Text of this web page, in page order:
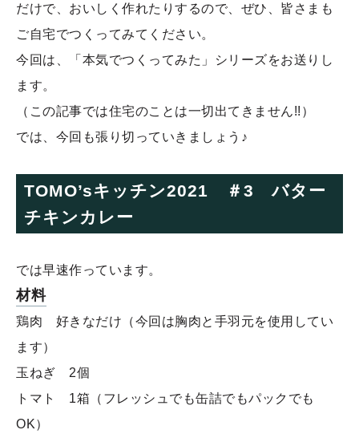
だけで、おいしく作れたりするので、ぜひ、皆さまも
ご自宅でつくってみてください。
今回は、「本気でつくってみた」シリーズをお送りし
ます。
（この記事では住宅のことは一切出てきません!!）
では、今回も張り切っていきましょう♪
TOMO’sキッチン2021 ＃3 バター
チキンカレー
では早速作っています。
材料
鶏肉 好きなだけ（今回は胸肉と手羽元を使用してい
ます）
玉ねぎ 2個
トマト 1箱（フレッシュでも缶詰でもパックでも
OK）